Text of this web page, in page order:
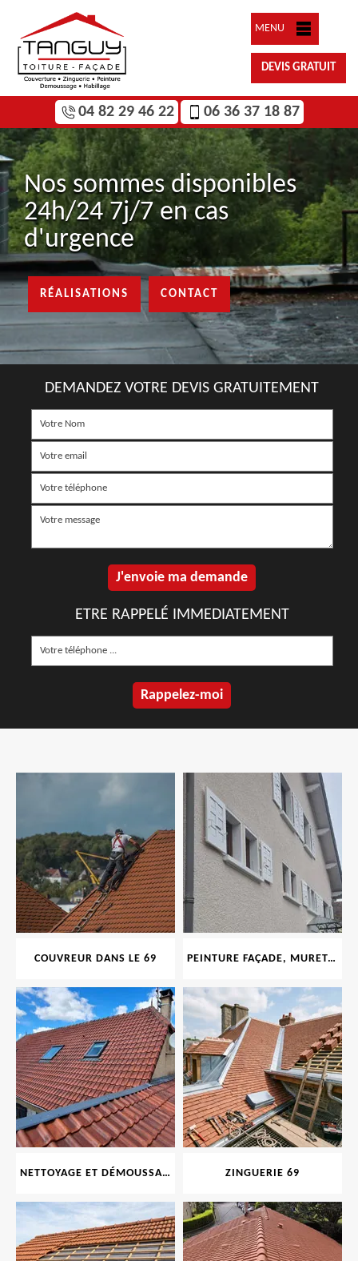
MENU
DEVIS GRATUIT
04 82 29 46 22 06 36 37 18 87
Nos sommes disponibles
24h/24 7j/7 en cas
d'urgence
RÉALISATIONS CONTACT
DEMANDEZ VOTRE DEVIS GRATUITEMENT
ETRE RAPPELÉ IMMEDIATEMENT
COUVREUR DANS LE 69 PEINTURE FAÇADE, MURET, TOITURE, BOISERIE, FERRONERIE, GOUTTIÈRE 69
NETTOYAGE ET DÉMOUSSAGE DE TOITURE ET FAÇADE 69 ZINGUERIE 69